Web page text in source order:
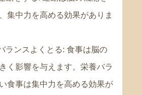
集中力を高める効果がありま
ランスよくとる: 食事は脳の
く影響を与えます。栄養バラ
食事は集中力を高める効果が